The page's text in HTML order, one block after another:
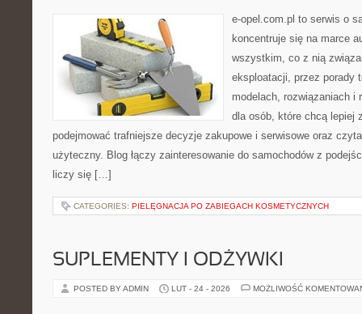
e-opel.com.pl to serwis o
koncentruje się na marce
wszystkim, co z nią
eksploatacji, przez porady
modelach, rozwiązaniach i
dla osób, które chcą lepiej
podejmować trafniejsze decyzje zakupowe i serwisowe oraz
użyteczny. Blog łączy zainteresowanie do samochodów z
liczy się […]
CATEGORIES: PIELĘGNACJA PO ZABIEGACH KOSMETYCZNYCH
SUPLEMENTY I ODŻYWKI
POSTED BY ADMIN LUT - 24 - 2026 MOŻLIWOŚĆ